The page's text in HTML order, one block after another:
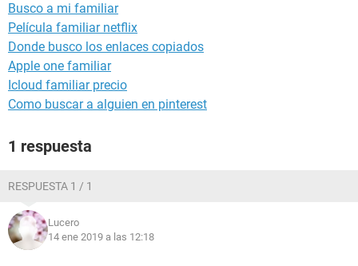
Busco a mi familiar
Película familiar netflix
Donde busco los enlaces copiados
Apple one familiar
Icloud familiar precio
Como buscar a alguien en pinterest
1 respuesta
RESPUESTA 1 / 1
Lucero
14 ene 2019 a las 12:18